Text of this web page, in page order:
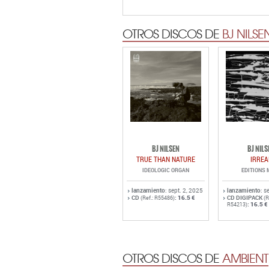
OTROS DISCOS DE BJ
BJ NILSEN
TRUE THAN NATURE
IDEOLOGIC ORGAN
lanzamiento: sept. 2, 2025
CD (Ref.: R55486): 16.5 €
BJ
EDITIONS
lanzamiento:
CD DIGIPACK
R54213): 16.5 €
OTROS DISCOS DEAMBIENT